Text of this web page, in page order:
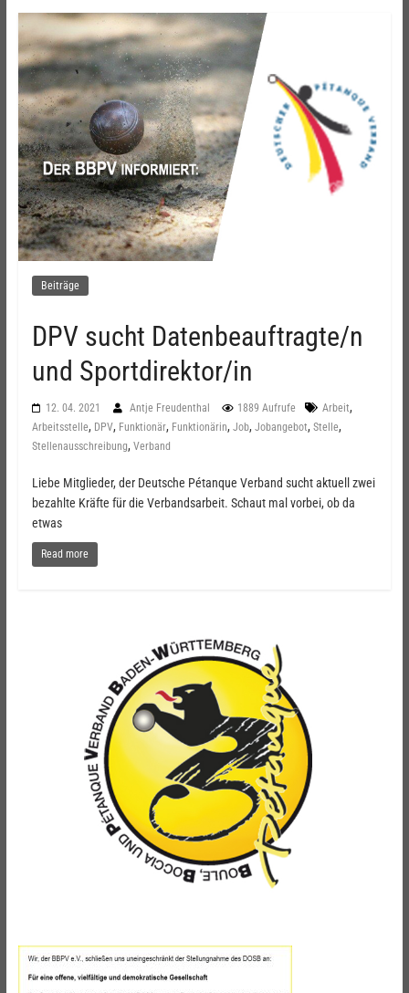
Beiträge
DPV sucht Datenbeauftragte/n
und Sportdirektor/in
12. 04. 2021 Antje Freudenthal 1889 Aufrufe Arbeit,
Arbeitsstelle, DPV, Funktionär, Funktionärin, Job, Jobangebot, Stelle,
Stellenausschreibung, Verband
Liebe Mitglieder, der Deutsche Pétanque Verband sucht aktuell zwei
bezahlte Kräfte für die Verbandsarbeit. Schaut mal vorbei, ob da
etwas
Read more